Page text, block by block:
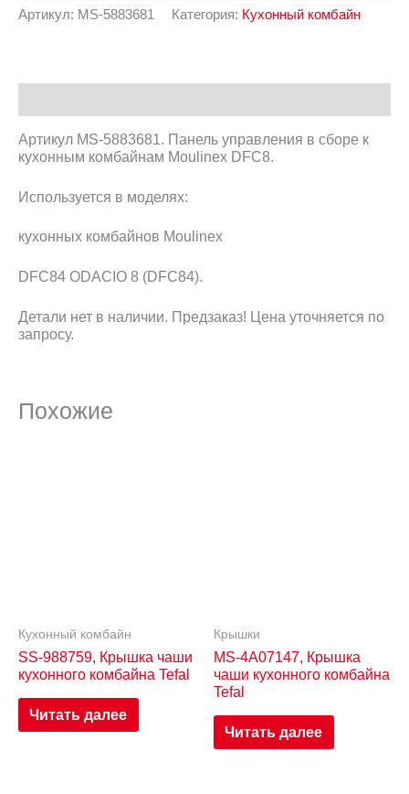
Артикул: MS-5883681 Категория: Кухонный комбайн
Артикул MS-5883681. Панель управления в сборе к
кухонным комбайнам Moulinex DFC8.
Используется в моделях:
кухонных комбайнов Moulinex
DFC84 ODACIO 8 (DFC84).
Детали нет в наличии. Предзаказ! Цена уточняется по
запросу.
Похожие
Кухонный комбайн
SS-988759, Крышка чаши
кухонного комбайна Tefal
Читать далее
Крышки
MS-4A07147, Крышка
чаши кухонного комбайна
Tefal
Читать далее